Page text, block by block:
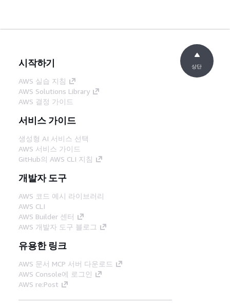
시작하기
AWS 실습 지침
AWS Solutions Library
AWS 결정 가이드
서비스 가이드
생성형 AI 서비스 선택
AWS 서비스 가이드
GitHub의 AWS CLI 지침
개발자 도구
AWS 코드 예시 라이브러리
AWS CLI
AWS Builder 센터
AWS 개발자 도구 블로그
유용한 링크
AWS 문서 MCP 서버 다운로드
AWS Console에 로그인
AWS re:Post
상단